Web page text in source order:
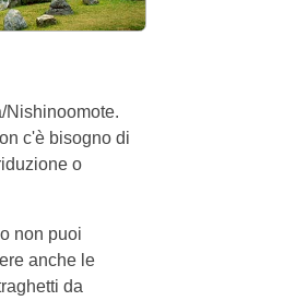
Nishinoomote.
c'è bisogno di
o
non puoi
anche le
da